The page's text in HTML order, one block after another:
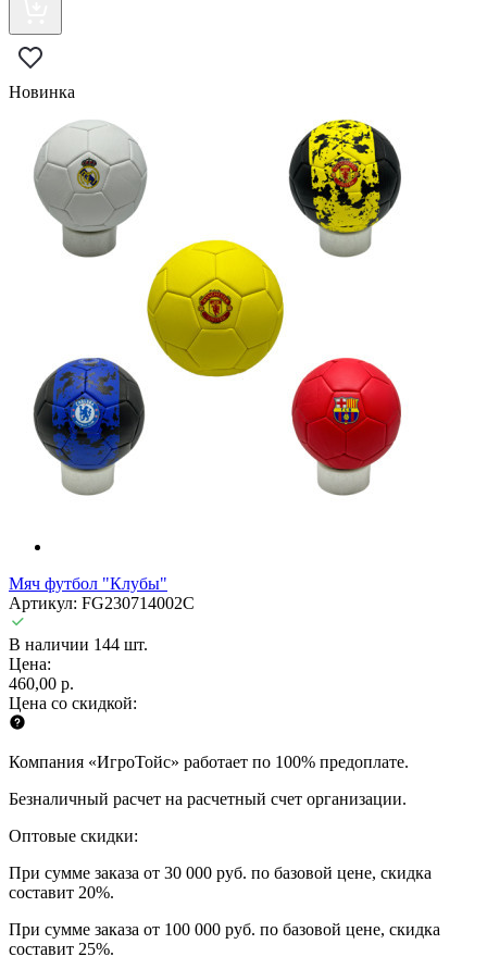
Новинка
Мяч футбол "Клубы"
Артикул: FG230714002C
В наличии 144 шт.
Цена:
460,00 р.
Цена со скидкой:
Компания «ИгроТойс» работает по 100% предоплате.
Безналичный расчет на расчетный счет организации.
Оптовые скидки:
При сумме заказа от 30 000 руб. по базовой цене, скидка
составит 20%.
При сумме заказа от 100 000 руб. по базовой цене, скидка
составит 25%.